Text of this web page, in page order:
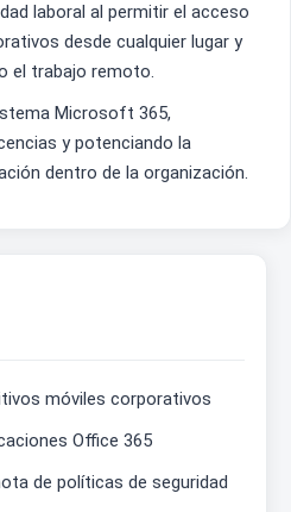
laboral al permitir el acceso
desde cualquier lugar y
el trabajo remoto.
Microsoft 365,
y potenciando la
dentro de la organización.
móviles corporativos
Office 365
de políticas de seguridad